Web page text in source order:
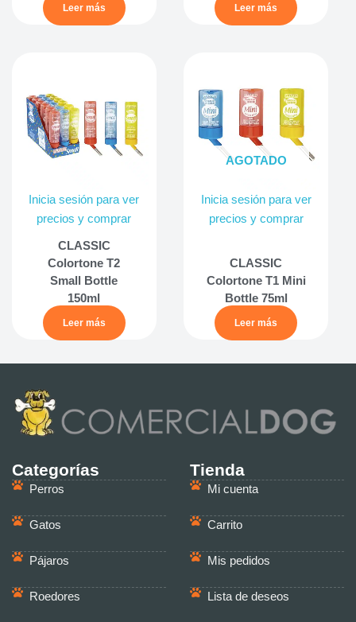
Leer más Leer más
Inicia sesión para ver
precios y comprar
CLASSIC
Colortone T2
Small Bottle
150ml
Leer más
AGOTADO
Inicia sesión para ver
precios y comprar
CLASSIC
Colortone T1 Mini
Bottle 75ml
Leer más
Categorías
Perros
Gatos
Pájaros
Roedores
Tienda
Mi cuenta
Carrito
Mis pedidos
Lista de deseos